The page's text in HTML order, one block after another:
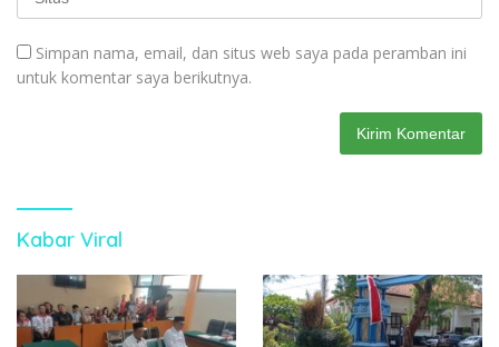
Simpan nama, email, dan situs web saya pada peramban ini
untuk komentar saya berikutnya.
Kabar Viral